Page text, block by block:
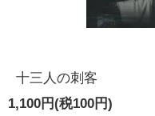
十三人の刺客
1,100円(税100円)